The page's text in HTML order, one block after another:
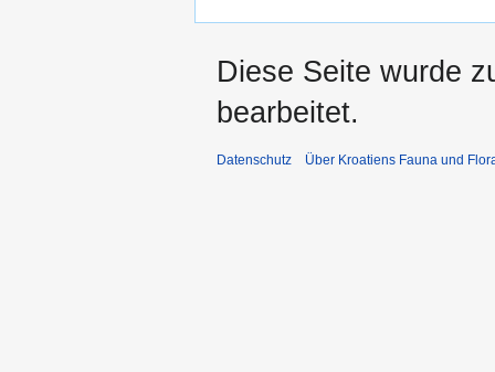
Diese Seite wurde
bearbeitet.
Datenschutz Über Kroatiens Fauna und